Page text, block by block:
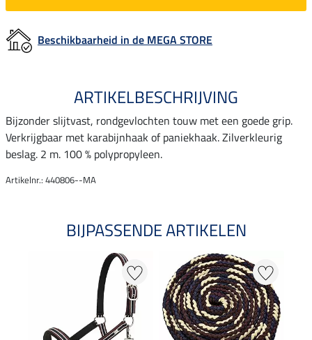
Beschikbaarheid in de MEGA STORE
ARTIKELBESCHRIJVING
Bijzonder slijtvast, rondgevlochten touw met een goede grip.
Verkrijgbaar met karabijnhaak of paniekhaak. Zilverkleurig
beslag. 2 m. 100 % polypropyleen.
Artikelnr.: 440806--MA
BIJPASSENDE ARTIKELEN